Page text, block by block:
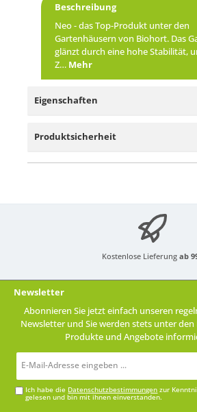
Beschreibung
Neo - das Top-Produkt unter den
Gartenhäusern von Biohort. Das
glänzt durch eine hohe Stabilität,
Z… Mehr
Eigenschaften
Produktsicherheit
Kostenlose Lieferung ab
Newsletter
Abonnieren Sie jetzt einfach unseren
Newsletter und Sie werden stets unter den
Produkte und Angebote
Mail-
Ich habe die Datenschutzbestimmungen zur
gelesen und bin mit ihnen einverstanden.